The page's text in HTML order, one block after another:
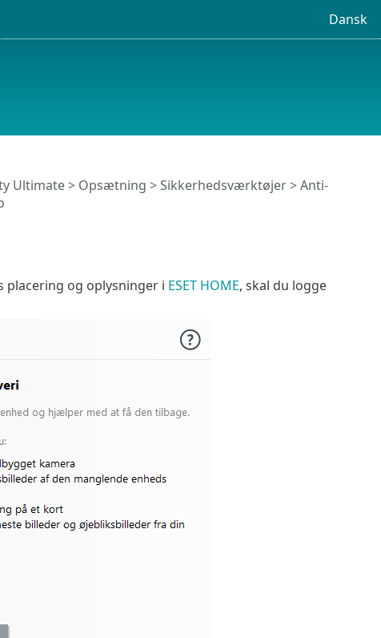
Dansk
Ultimate> Opsætning >Sikkerhedsværktøjer>Anti-
placering og oplysninger i ESET HOME, skal du logge